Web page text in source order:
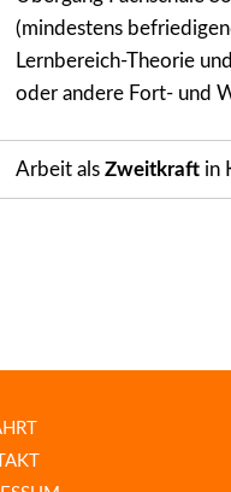
(mindestens
Lernbereich-Theorie
oder andere Fort- und
Arbeit als Zweitkraft in